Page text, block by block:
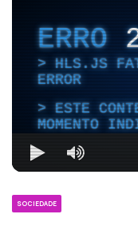
ERRO
HLS.JS
ERROR
ESTE
MOMENTO
SOCIEDADE